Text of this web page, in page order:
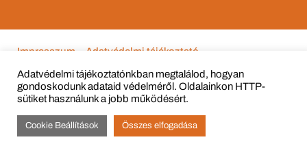
© Copyright 2015 - 2022 All Rights Reserved
Impresszum Adatvédelmi tájékoztató
Adatvédelmi tájékoztatónkban megtalálod, hogyan
gondoskodunk adataid védelméről. Oldalainkon HTTP-
sütiket használunk a jobb működésért.
Cookie Beállítások Összes elfogadása